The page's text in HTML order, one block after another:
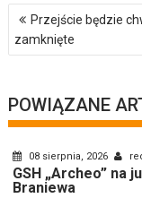
Nawigacja
wpisu
Przejście będzie
zamknięte
POWIĄZANE
08 sierpnia, 2026
GSH „Archeo” na
Braniewa